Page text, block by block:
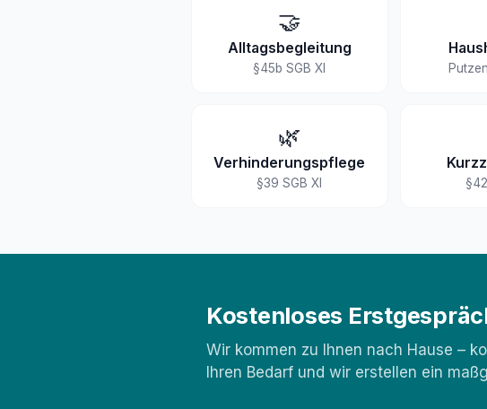
🤝
Alltagsbegleitung
§45b SGB XI
🌿
Verhinderungspflege
§39 SGB XI
Kostenloses
Wir kommen zu Ihnen nach Hause –
Ihren Bedarf und wir erstellen ein